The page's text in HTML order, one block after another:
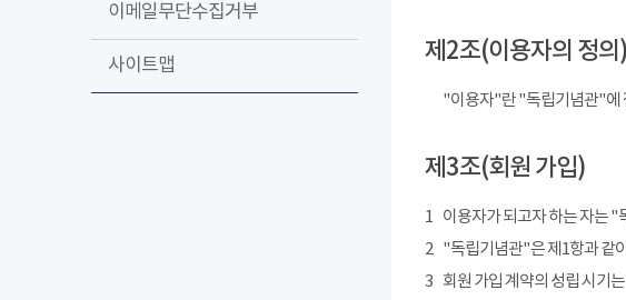
이메일무단수집거부
사이트맵 제2조(이용자의 정의)
"이용자"란 "독립기념관"에
제3조(회원 가입)
1 이용자가 되고자 하는 자는
2 "독립기념관"은 제1항과 같
3 회원 가입 계약의 성립 시기